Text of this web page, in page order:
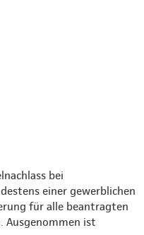
bei
einer gewerblichen
für alle beantragten
Ausgenommen ist